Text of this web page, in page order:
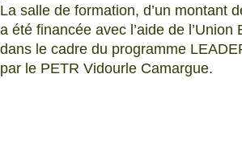
La salle de formation, d’un montant
a été financée avec l’aide de l’Union
dans le cadre du programme
par le PETR Vidourle Camargue.